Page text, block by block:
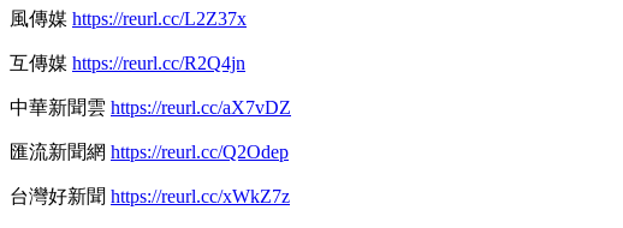
風傳媒 https://reurl.cc/L2Z37x
互傳媒 https://reurl.cc/R2Q4jn
中華新聞雲 https://reurl.cc/aX7vDZ
匯流新聞網 https://reurl.cc/Q2Odep
台灣好新聞 https://reurl.cc/xWkZ7z